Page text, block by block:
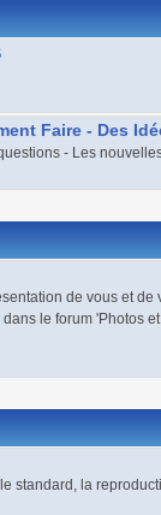
Faire - Des
- Les
de vous et de
le forum 'Photos
standard, la